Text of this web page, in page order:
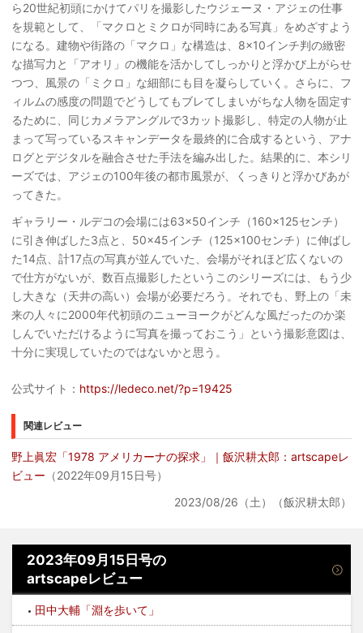
ら20世紀初頭にかけてパリを撮影したウジェーヌ・アジェの仕事
を規範として、「マクロとミクロが同時にある写真」をめざすよう
になる。建物や街路の「マクロ」な構造は、8×10インチ判の緻密
な描写力と「アオリ」の機能を活かしてしっかりと浮かび上がらせ
つつ、風景の「ミクロ」な細部にも目を凝らしていく。さらに、フ
ィルムの感度の問題でどうしてもブレてしまいがちな人物を固定す
るために、同じカメラアングルで3カット撮影し、特定の人物が止
まって写っているスキャンデータを最終的に合成するという、アナ
ログとデジタルを融合させた手法を編み出した。結果的に、本シリ
ーズでは、アジェの100年後の都市風景が、くっきりと浮かびあが
ってきた。
ギャラリー・ルデコの会場には63×50インチ（160×125センチ）
に引き伸ばした3点と、50×45インチ（125×100センチ）に伸ばし
た14点、計17点の写真が並んでいた、会場がそれほど広くないの
で仕方がないが、数百点撮影したというこのシリーズには、もう少
し大きな（天井の高い）会場が必要だろう。それでも、野上の「未
来の人々に2000年代初頭のニューヨークがどんな風だったのか楽
しんでいただけるように写真を撮っておこう」という撮影意図は、
十分に実現していたのではないかと思う。
公式サイト： https://ledeco.net/?p=19425
関連レビュー
野上眞宏「1978 アメリカーナの探求」｜飯沢耕太郎：artscapeレ
ビュー （2022年09月15日号）
2023/08/26（土）（飯沢耕太郎）
2023年09月15日号の
artscapeレビュー
田中大輔「淵を歩いて」